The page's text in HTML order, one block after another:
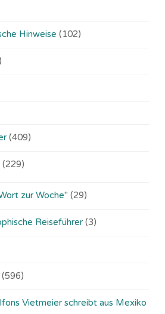
Hinweise (102)
(409)
(229)
zur Woche" (29)
Reiseführer (3)
(596)
Vietmeier schreibt aus Mexiko